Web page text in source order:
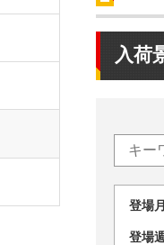
入荷
登
登